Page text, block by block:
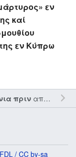
εν
καί
εν Κύπρω
πριναπό τον την
/ CC by-sa